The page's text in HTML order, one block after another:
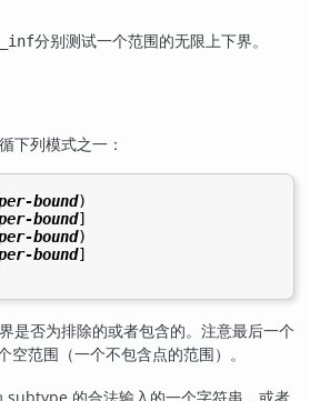
分别测试一个范围的无限上下界。
下列模式之一：
bound)
bound]
bound)
bound]
是否为排除的或者包含的。注意最后一个
空范围（一个不包含点的范围）。